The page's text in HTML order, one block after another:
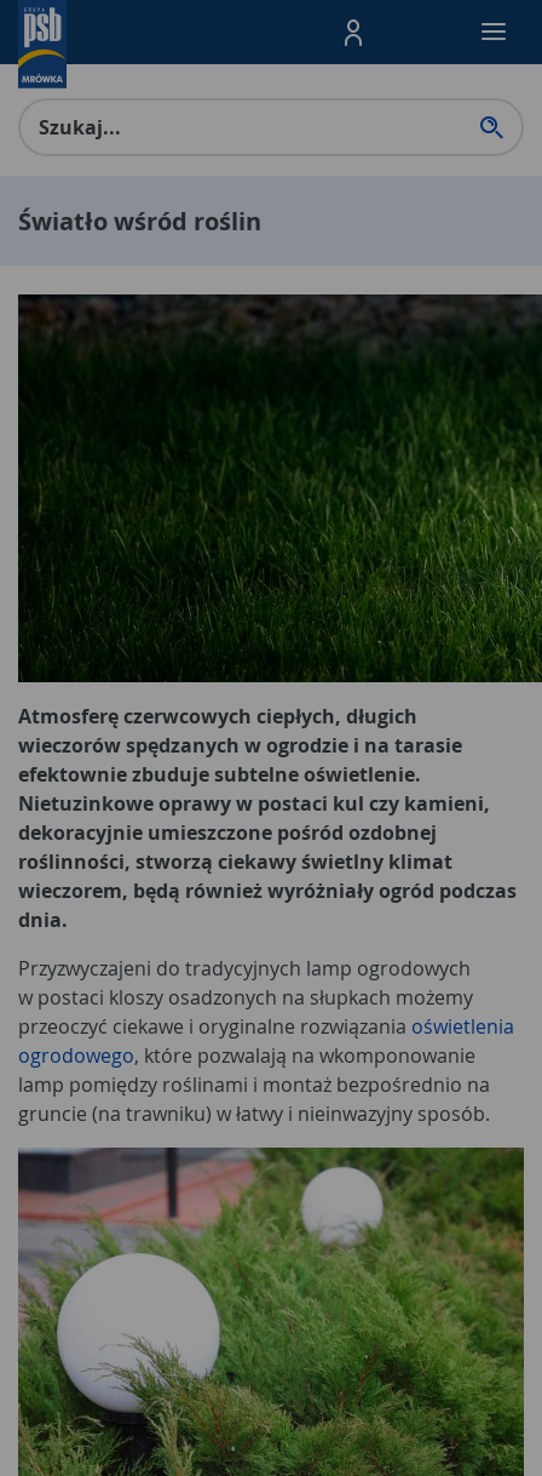
Menu Produktów,
Światło wśród roślin
Atmosferę czerwcowych ciepłych, długich
wieczorów spędzanych w ogrodzie i na tarasie
efektownie zbuduje subtelne oświetlenie.
Nietuzinkowe oprawy w postaci kul czy kamieni,
dekoracyjnie umieszczone pośród ozdobnej
roślinności, stworzą ciekawy świetlny klimat
wieczorem, będą również wyróżniały ogród podczas
dnia.
Przyzwyczajeni do tradycyjnych lamp ogrodowych
w postaci kloszy osadzonych na słupkach możemy
przeoczyć ciekawe i oryginalne rozwiązania oświetlenia
ogrodowego, które pozwalają na wkomponowanie
lamp pomiędzy roślinami i montaż bezpośrednio na
gruncie (na trawniku) w łatwy i nieinwazyjny sposób.